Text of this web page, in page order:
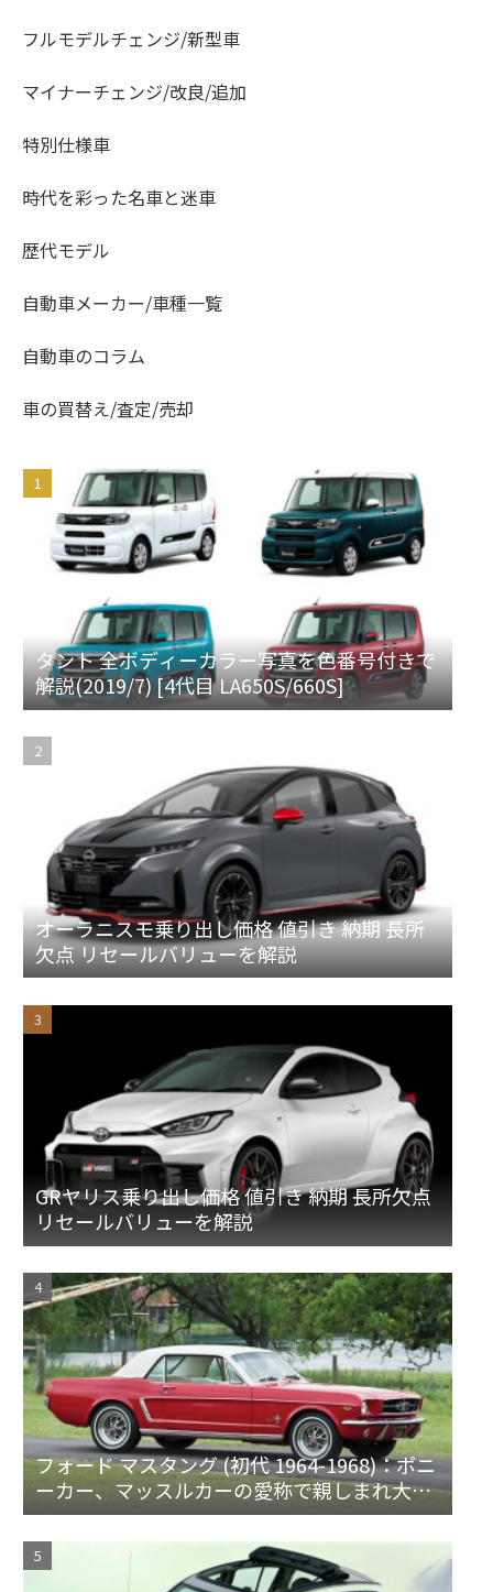
フルモデルチェンジ/新型車
マイナーチェンジ/改良/追加
特別仕様車
時代を彩った名車と迷車
歴代モデル
自動車メーカー/車種一覧
自動車のコラム
車の買替え/査定/売却
タント 全ボディーカラー写真を色番号付きで
解説(2019/7) [4代目 LA650S/660S]
オーラニスモ乗り出し価格 値引き 納期 長所
欠点 リセールバリューを解説
GRヤリス乗り出し価格 値引き 納期 長所欠点
リセールバリューを解説
フォード マスタング (初代 1964-1968)：ポニ
ーカー、マッスルカーの愛称で親しまれ大ヒ
ット